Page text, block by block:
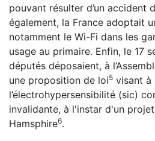
pouvant résulter d’un accident
également, la France adoptait
notamment le Wi-Fi dans les
usage au primaire. Enfin, le 17
députés déposaient, à
une proposition de loi5 visant à
l’électrohypersensibilité (sic)
invalidante, à l'instar d'un
Hamsphire6.